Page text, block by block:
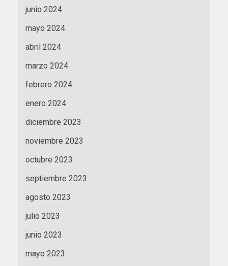
junio 2024
mayo 2024
abril 2024
marzo 2024
febrero 2024
enero 2024
diciembre 2023
noviembre 2023
octubre 2023
septiembre 2023
agosto 2023
julio 2023
junio 2023
mayo 2023